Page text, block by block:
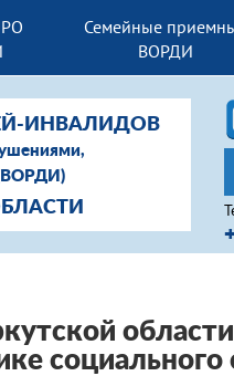
Семейные
ВОРДИ
ИНВАЛИДОВ
(ВОРДИ)
социального